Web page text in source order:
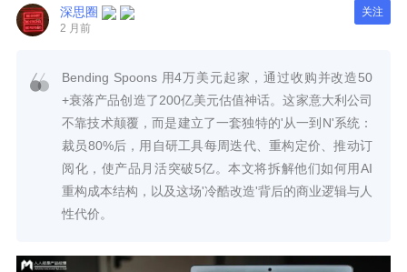
深思圈
2 月前
关注
Bending Spoons 用4万美元起家，通过收购并改造50
+衰落产品创造了200亿美元估值神话。这家意大利公司
不靠技术颠覆，而是建立了一套独特的'从一到N'系统：
裁员80%后，用自研工具每周迭代、重构定价、推动订
阅化，使产品月活突破5亿。本文将拆解他们如何用AI
重构成本结构，以及这场'冷酷改造'背后的商业逻辑与人
性代价。